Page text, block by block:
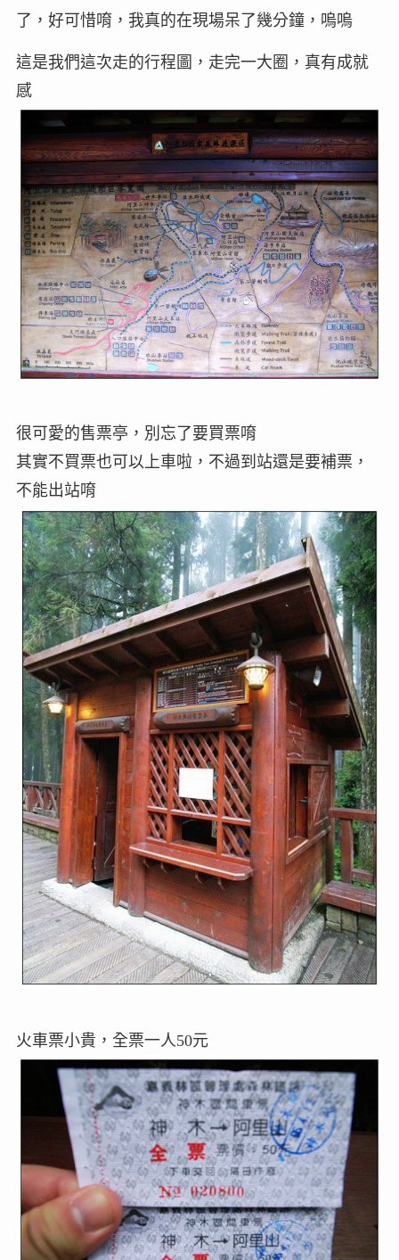
了，好可惜唷，我真的在現場呆了幾分鐘，嗚嗚
這是我們這次走的行程圖，走完一大圈，真有成就
感
很可愛的售票亭，別忘了要買票唷
其實不買票也可以上車啦，不過到站還是要補票，
不能出站唷
火車票小貴，全票一人50元